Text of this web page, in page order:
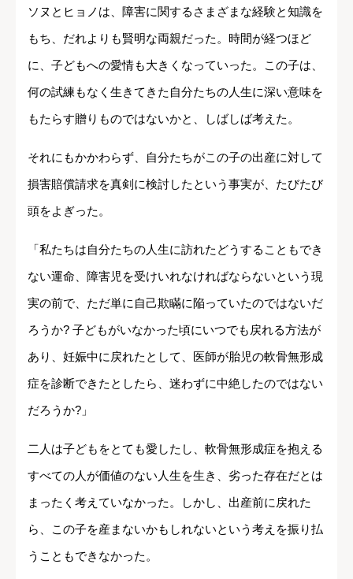
ソヌとヒョノは、障害に関するさまざまな経験と知識を
もち、だれよりも賢明な両親だった。時間が経つほど
に、子どもへの愛情も大きくなっていった。この子は、
何の試練もなく生きてきた自分たちの人生に深い意味を
もたらす贈りものではないかと、しばしば考えた。
それにもかかわらず、自分たちがこの子の出産に対して
損害賠償請求を真剣に検討したという事実が、たびたび
頭をよぎった。
「私たちは自分たちの人生に訪れたどうすることもでき
ない運命、障害児を受けいれなければならないという現
実の前で、ただ単に自己欺瞞に陥っていたのではないだ
ろうか? 子どもがいなかった頃にいつでも戻れる方法が
あり、妊娠中に戻れたとして、医師が胎児の軟骨無形成
症を診断できたとしたら、迷わずに中絶したのではない
だろうか?」
二人は子どもをとても愛したし、軟骨無形成症を抱える
すべての人が価値のない人生を生き、劣った存在だとは
まったく考えていなかった。しかし、出産前に戻れた
ら、この子を産まないかもしれないという考えを振り払
うこともできなかった。